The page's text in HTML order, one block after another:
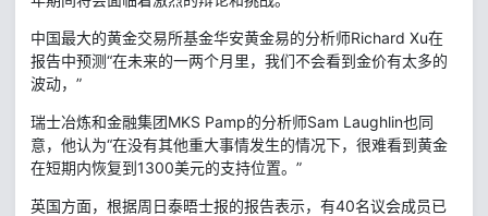
中国最大的黄金交易所基金华安黄金易的分析师Richard Xu在
报告中预测“在未来的一两个月里，我们不会看到金价有太多的
波动，”
瑞士冶炼和金融集团MKS Pamp的分析师Sam Laughlin也同
意，他认为“在没有其他重大事情发生的情况下，很难看到黄金
在短期内恢复到1300美元的支持位置。”
英国方面，根据周日泰晤士报的报告表示，有40名议会成员已